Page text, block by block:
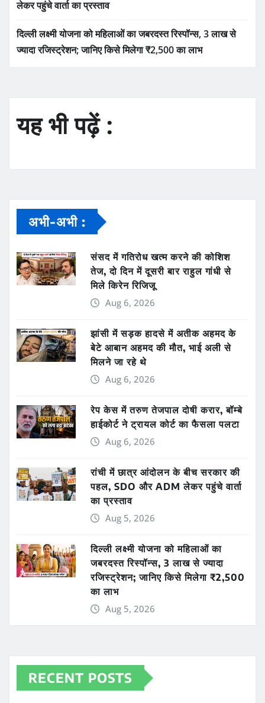
लेकर पहुंचे वार्ता का प्रस्ताव
दिल्ली लक्ष्मी योजना को महिलाओं का जबरदस्त रिस्पॉन्स, 3 लाख से
ज्यादा रजिस्ट्रेशन; जानिए किसे मिलेगा ₹2,500 का लाभ
यह भी पढ़ें :
अभी-अभी :
संसद में गतिरोध खत्म करने की कोशिश
तेज, दो दिन में दूसरी बार राहुल गांधी से
मिले किरेन रिजिजू
Aug 6, 2026
झांसी में सड़क हादसे में अतीक अहमद के
बेटे आबान अहमद की मौत, भाई अली से
मिलने जा रहे थे
Aug 6, 2026
रेप केस में तरुण तेजपाल दोषी करार, बॉम्बे
हाईकोर्ट ने ट्रायल कोर्ट का फैसला पलटा
Aug 6, 2026
रांची में छात्र आंदोलन के बीच सरकार की
पहल, SDO और ADM लेकर पहुंचे वार्ता
का प्रस्ताव
Aug 5, 2026
दिल्ली लक्ष्मी योजना को महिलाओं का
जबरदस्त रिस्पॉन्स, 3 लाख से ज्यादा
रजिस्ट्रेशन; जानिए किसे मिलेगा ₹2,500
का लाभ
Aug 5, 2026
RECENT POSTS